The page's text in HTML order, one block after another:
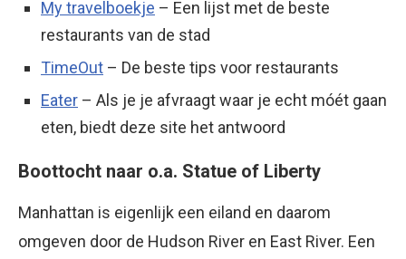
My travelboekje – Een lijst met de beste
restaurants van de stad
TimeOut – De beste tips voor restaurants
Eater – Als je je afvraagt waar je echt móét gaan
eten, biedt deze site het antwoord
Boottocht naar o.a. Statue of Liberty
Manhattan is eigenlijk een eiland en daarom
omgeven door de Hudson River en East River. Een